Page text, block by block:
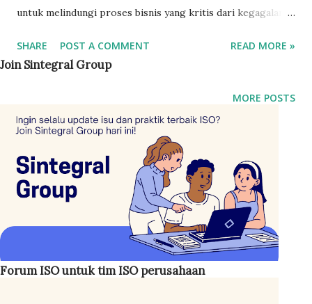
untuk melindungi proses bisnis yang kritis dari kegagalan
kemampuan perusahaan dalam melakukan proses bisnis
secara normal. Bencana misalnya antara lain bencana alam
merilis standar BCM system dengan judul lengkap: ISO
22301:2019 Security and resilience — Business continuity
management systems — Requirements . Standar ini
diterbitkan pada tahun 2019 dan ditujukan kepada setiap
organisasi, terlepas bidang usaha perusahaan. Standar
internasional BCM bisa dibaca melalui link berikut: ISO
SHARE POST A COMMENT READ MORE »
MORE POSTS
Join Sintegral Group
Forum ISO untuk tim ISO perusahaan